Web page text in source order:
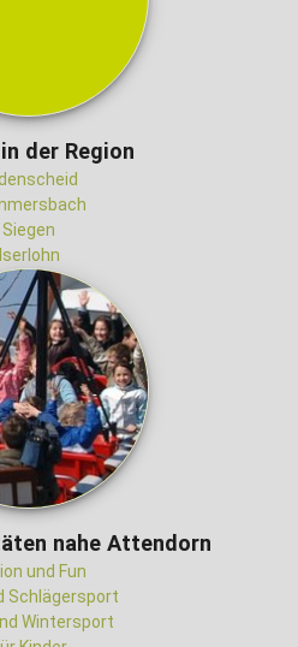
der Region
Siegen
Iserlohn
nahe Attendorn
und Fun
Schlägersport
Wintersport